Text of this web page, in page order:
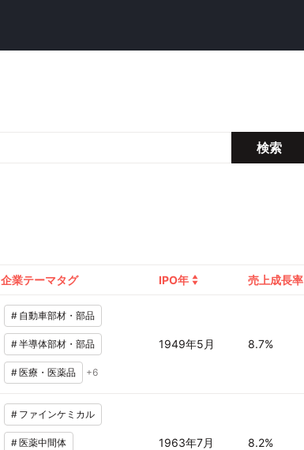
検索
企業テーマタグ IPO年 売上成長率
# 自動車部材・部品
#半導体部材・部品
#医療・医薬品 +6
1949年5月 8.7%
# ファインケミカル
#医薬中間体 1963年7月 8.2%